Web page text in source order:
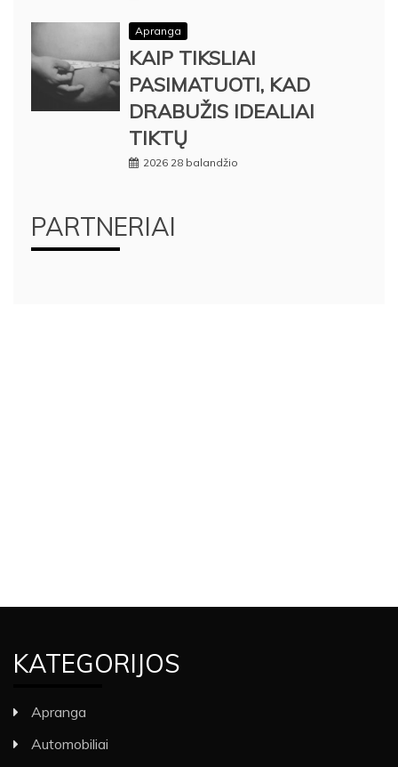
Apranga
KAIP TIKSLIAI
PASIMATUOTI, KAD
DRABUŽIS IDEALIAI
TIKTŲ
2026 28 balandžio
PARTNERIAI
KATEGORIJOS
Apranga
Automobiliai